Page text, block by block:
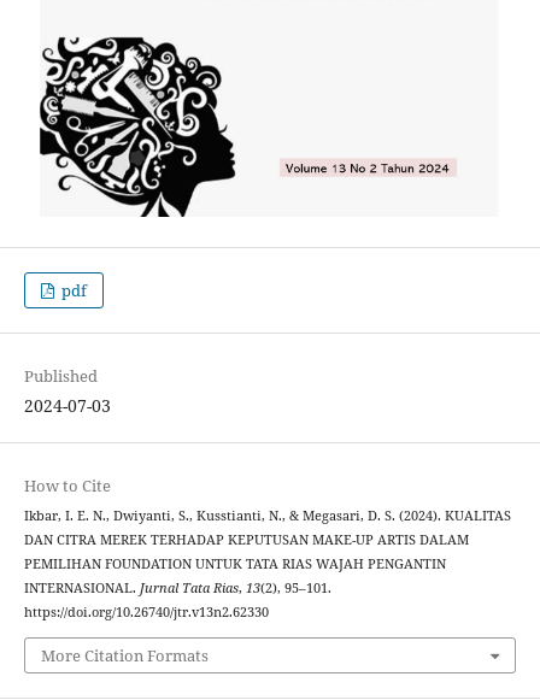
pdf
Published
2024-07-03
How to Cite
Ikbar, I. E. N., Dwiyanti, S., Kusstianti, N., & Megasari, D. S. (2024). KUALITAS
DAN CITRA MEREK TERHADAP KEPUTUSAN MAKE-UP ARTIS DALAM
PEMILIHAN FOUNDATION UNTUK TATA RIAS WAJAH PENGANTIN
INTERNASIONAL. Jurnal Tata Rias, 13(2), 95–101.
https://doi.org/10.26740/jtr.v13n2.62330
More Citation Formats